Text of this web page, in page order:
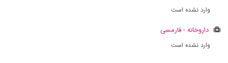
وارد نشده است
داروخانه - فارمسی
وارد نشده است